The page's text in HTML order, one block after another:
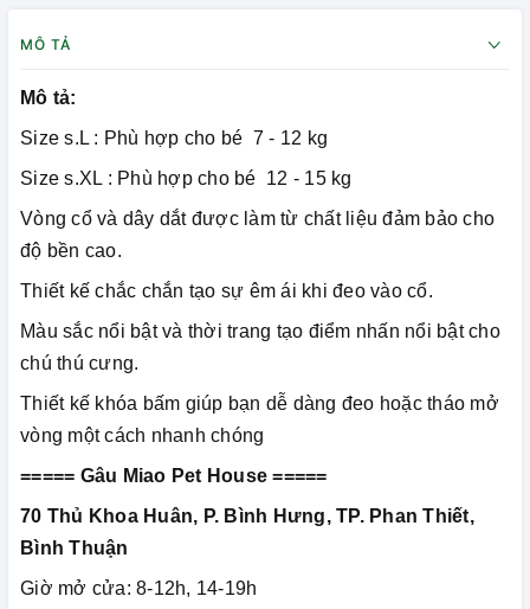
MÔ TẢ
Mô tả:
Size s.L : Phù hợp cho bé 7 - 12 kg
Size s.XL : Phù hợp cho bé 12 - 15 kg
Vòng cổ và dây dắt được làm từ chất liệu đảm bảo cho
độ bền cao.
Thiết kế chắc chắn tạo sự êm ái khi đeo vào cổ.
Màu sắc nổi bật và thời trang tạo điểm nhấn nổi bật cho
chú thú cưng.
Thiết kế khóa bấm giúp bạn dễ dàng đeo hoặc tháo mở
vòng một cách nhanh chóng
===== Gâu Miao Pet House =====
70 Thủ Khoa Huân, P. Bình Hưng, TP. Phan Thiết,
Bình Thuận
Giờ mở cửa: 8-12h, 14-19h